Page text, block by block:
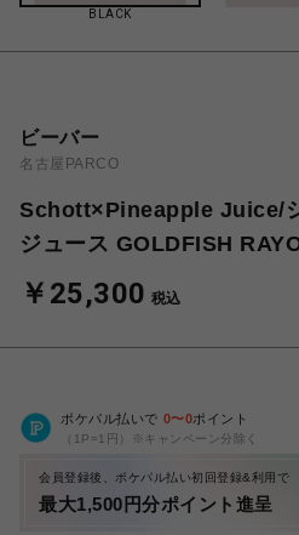
BLACK
ビーバー
名古屋PARCO
Schott×Pineapple Juice/
ジュース GOLDFISH
￥25,300 税込
ポケパル払いで 0〜0ポイント
（1P=1円）※キャンペーン分除く
会員登録後、ポケパル払い初回登録&利用で
最大1,500円分ポイント進呈